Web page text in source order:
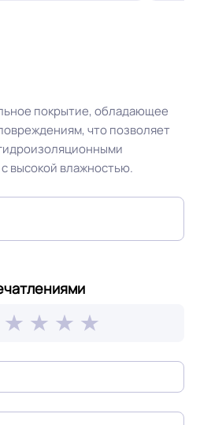
марок: EUROBASE 425 /
522 контакт / EUROPROF 521
фиксация
Россия
покрытие, обладающее
что позволяет
высокой влажностью.